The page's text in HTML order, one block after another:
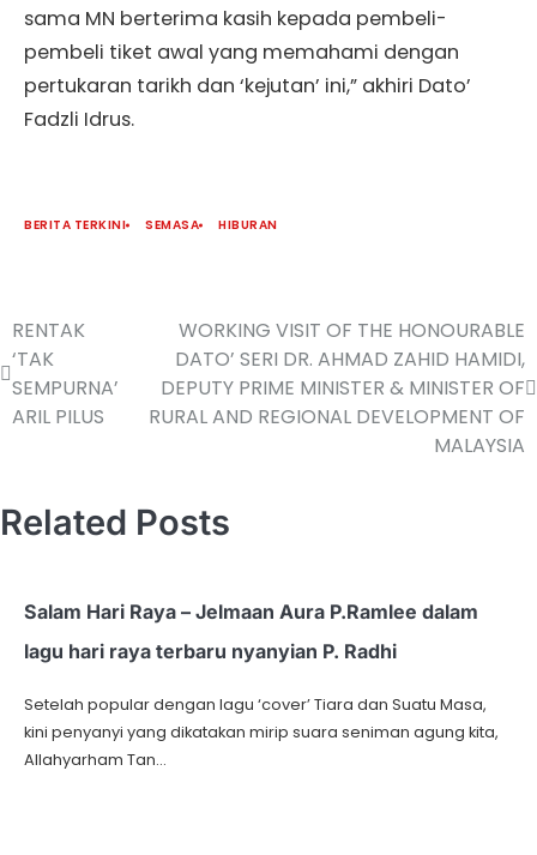
sama MN berterima kasih kepada pembeli-
pembeli tiket awal yang memahami dengan
pertukaran tarikh dan ‘kejutan’ ini,” akhiri Dato’
Fadzli Idrus.
BERITA TERKINI SEMASA HIBURAN
RENTAK
‘TAK
SEMPURNA’
ARIL PILUS
WORKING VISIT OF THE HONOURABLE
DATO’ SERI DR. AHMAD ZAHID HAMIDI,
DEPUTY PRIME MINISTER & MINISTER OF
RURAL AND REGIONAL DEVELOPMENT OF
MALAYSIA
Related Posts
Salam Hari Raya – Jelmaan Aura P.Ramlee dalam
lagu hari raya terbaru nyanyian P. Radhi
Setelah popular dengan lagu ‘cover’ Tiara dan Suatu Masa,
kini penyanyi yang dikatakan mirip suara seniman agung kita,
Allahyarham Tan…